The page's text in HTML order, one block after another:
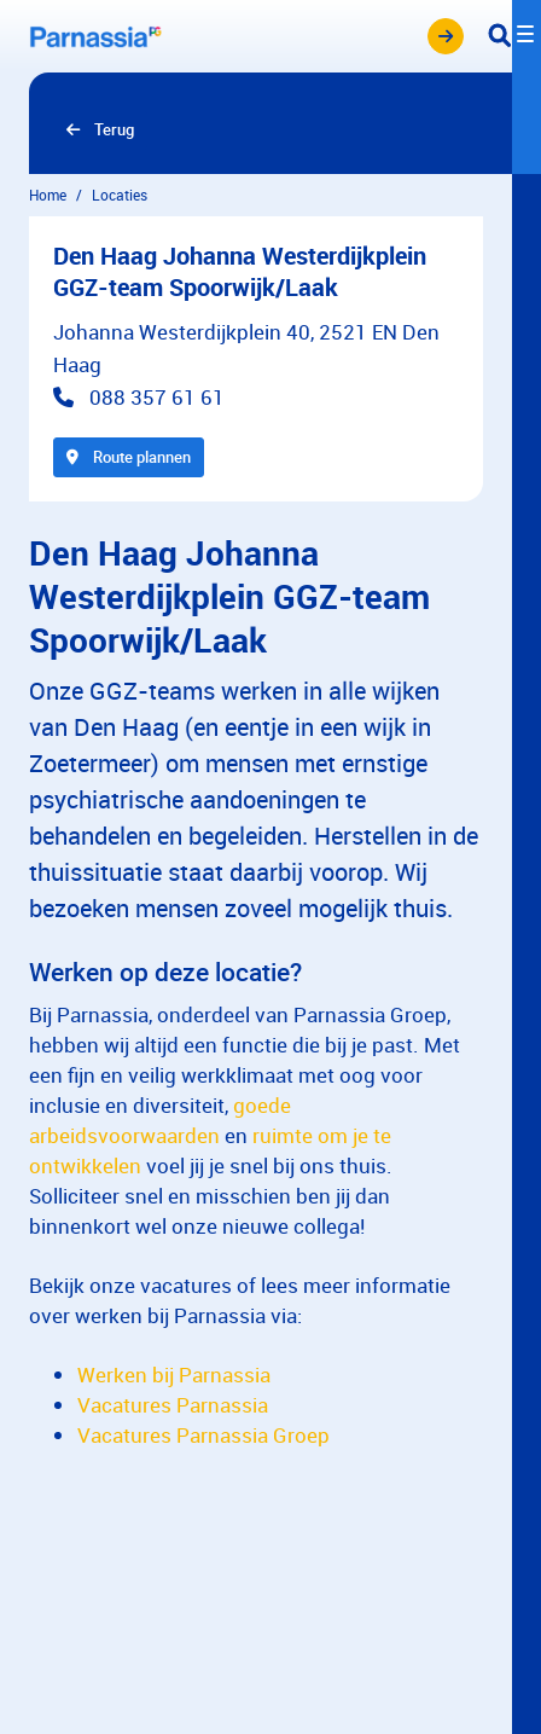
Overslaan en naar hoofdinhoud gaan
Terug
Home Locaties
Den Haag Johanna Westerdijkplein
GGZ-team Spoorwijk/Laak
Johanna Westerdijkplein 40, 2521 EN Den
Haag
088 357 61 61
Route plannen
Den Haag Johanna
Westerdijkplein GGZ-team
Spoorwijk/Laak
Onze GGZ-teams werken in alle wijken
van Den Haag (en eentje in een wijk in
Zoetermeer) om mensen met ernstige
psychiatrische aandoeningen te
behandelen en begeleiden. Herstellen in de
thuissituatie staat daarbij voorop. Wij
bezoeken mensen zoveel mogelijk thuis.
Werken op deze locatie?
Bij Parnassia, onderdeel van Parnassia Groep,
hebben wij altijd een functie die bij je past. Met
een fijn en veilig werkklimaat met oog voor
inclusie en diversiteit, goede
arbeidsvoorwaarden en ruimte om je te
ontwikkelen voel jij je snel bij ons thuis.
Solliciteer snel en misschien ben jij dan
binnenkort wel onze nieuwe collega!
Bekijk onze vacatures of lees meer informatie
over werken bij Parnassia via:
Werken bij Parnassia
Vacatures Parnassia
Vacatures Parnassia Groep